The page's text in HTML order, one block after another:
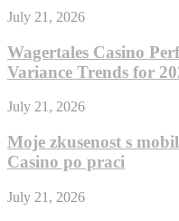
July 21, 2026
Wagertales Casino
Variance Trends for
July 21, 2026
Moje zkusenost s
Casino po praci
July 21, 2026